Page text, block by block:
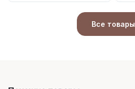
Все товары